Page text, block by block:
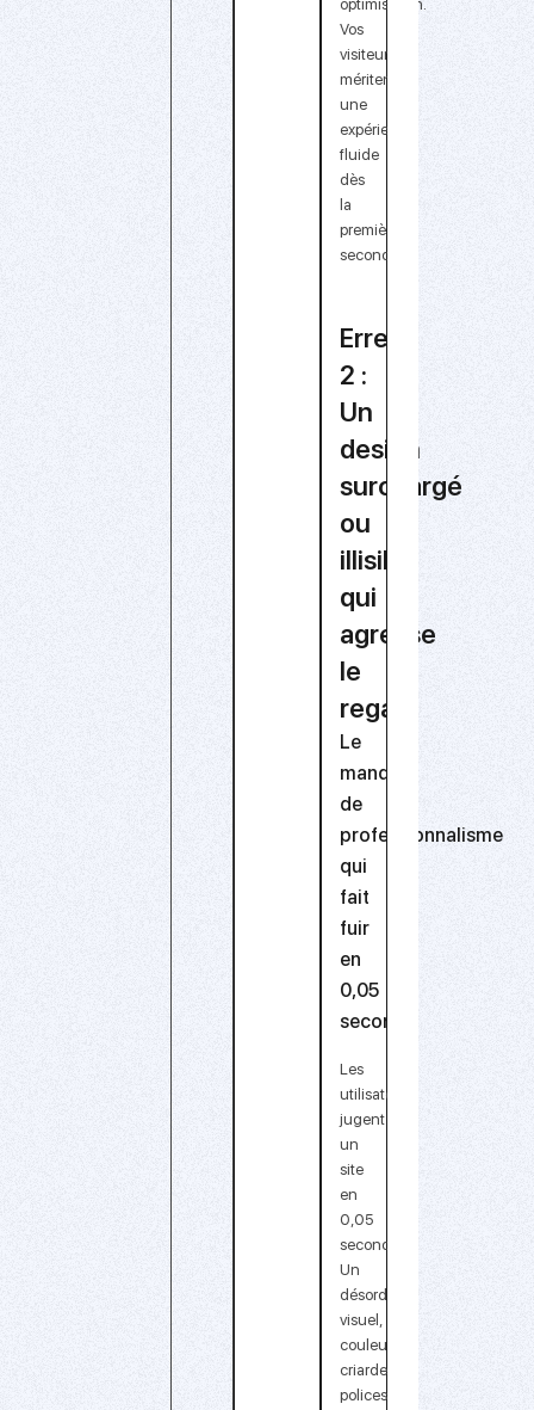
optimisation.
Vos
visiteurs
méritent
une
expérience
fluide
dès
la
première
seconde.
Erreur
2 :
Un
design
surchargé
ou
illisible
qui
agresse
le
regard
Le
manque
de
professionnalisme
qui
fait
fuir
en
0,05
seconde
Les
utilisateurs
jugent
un
site
en
0,05
seconde.
Un
désordre
visuel,
couleurs
criardes,
polices